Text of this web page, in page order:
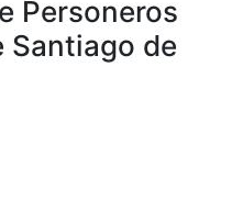
Personeros
Santiago de